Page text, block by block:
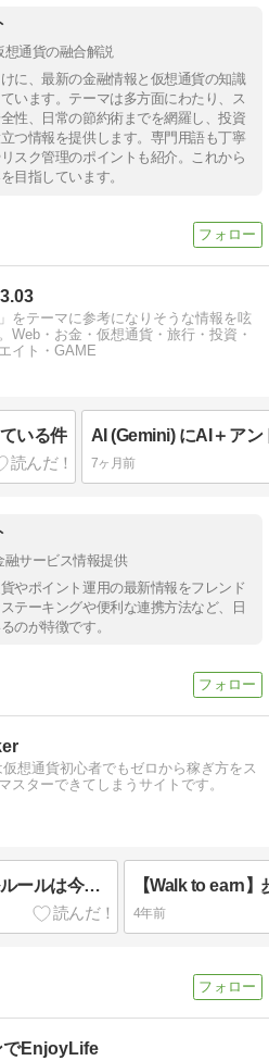
想通貨の融合解説
に、最新の金融情報と仮想通貨の知識
います。テーマは多方面にわたり、ス
性、日常の節約術までを網羅し、投資
つ情報を提供します。専門用語も丁寧
スク管理のポイントも紹介。これから
目指しています。
をテーマに参考になりそうな情報を呟
Web・お金・仮想通貨・旅行・投資・
イト・GAME
いる件
7ヶ月前
融サービス情報提供
やポイント運用の最新情報をフレンド
テーキングや便利な連携方法など、日
のが特徴です。
想通貨初心者でもゼロから稼ぎ方をス
スターできてしまうサイトです。
仮想通貨取引所のトラベルルールは今後どうなるのか？対策方法などわかりやすく説明してみた
4年前
でEnjoyLife